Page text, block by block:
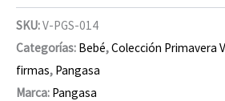
SKU:V-PGS-014
Categorías: Bebé,Colección Primavera
firmas, Pangasa
Marca: Pangasa